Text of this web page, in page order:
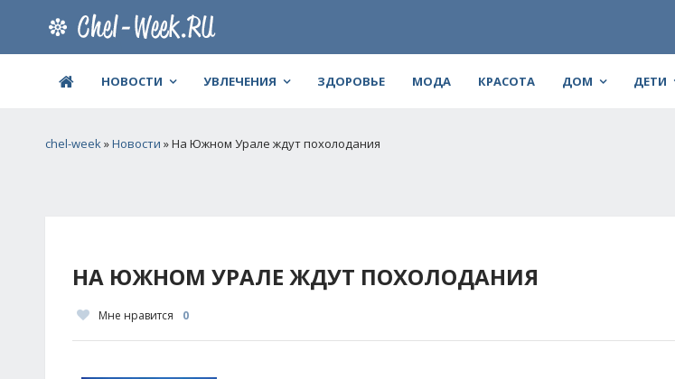
НОВОСТИ УВЛЕЧЕНИЯ ЗДОРОВЬЕ МОДА КРАСОТА ДОМ ДЕТИ
chel-week»Новости » На Южном Урале ждут похолодания
НА ЮЖНОМ УРАЛЕ ЖДУТ ПОХОЛОДАНИЯ
Мне нравится 0